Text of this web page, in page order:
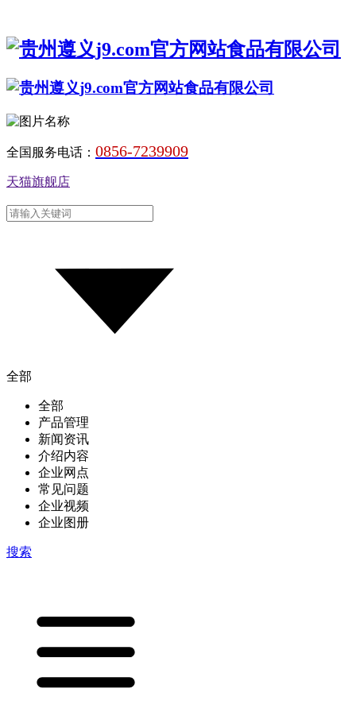
全国服务电话： 0856-7239909
天猫旗舰店
全部
全部
产品管理
新闻资讯
介绍内容
企业网点
常见问题
企业视频
企业图册
搜索